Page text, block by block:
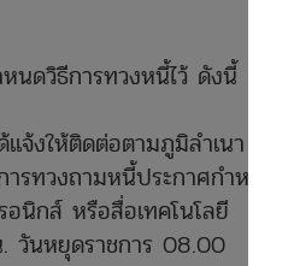
ดวิธีการทวงหนี้ไว้ ดังนี้
จ้งให้ติดต่อตามภูมิลำเนา ถิ่นที่
ทวงถามหนี้ประกาศกำหนด
นิกส์ หรือสื่อเทคโนโลยี
วันหยุดราชการ 08.00